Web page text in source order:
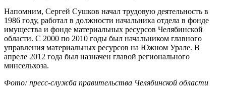
Напомним, Сергей Сушков начал трудовую деятельность в
1986 году, работал в должности начальника отдела в фонде
имущества и фонде материальных ресурсов Челябинской
области. С 2000 по 2010 годы был начальником главного
управления материальных ресурсов на Южном Урале. В
апреле 2012 года был назначен главой регионального
минсельхоза.
Фото: пресс-служба правительства Челябинской области